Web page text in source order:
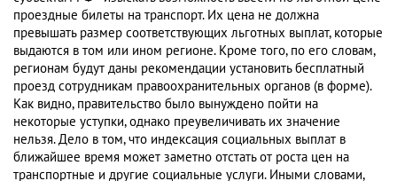
проездные билеты на транспорт. Их цена не должна
превышать размер соответствующих льготных выплат, которые
выдаются в том или ином регионе. Кроме того, по его словам,
регионам будут даны рекомендации установить бесплатный
проезд сотрудникам правоохранительных органов (в форме).
Как видно, правительство было вынуждено пойти на
некоторые уступки, однако преувеличивать их значение
нельзя. Дело в том, что индексация социальных выплат в
ближайшее время может заметно отстать от роста цен на
транспортные и другие социальные услуги. Иными словами,